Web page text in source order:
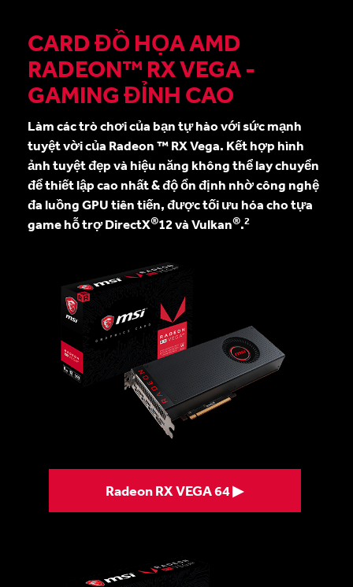
CARD ĐỒ HỌA AMD
RADEON™ RX VEGA -
GAMING ĐỈNH CAO
Làm các trò chơi của bạn tự hào với sức mạnh
tuyệt vời của Radeon ™ RX Vega. Kết hợp hình
ảnh tuyệt đẹp và hiệu năng không thể lay chuyển
để thiết lập cao nhất & độ ổn định nhờ công nghệ
đa luồng GPU tiên tiến, được tối ưu hóa cho tựa
game hỗ trợ DirectX®12 và Vulkan®.2
Radeon RX VEGA 64 ▶